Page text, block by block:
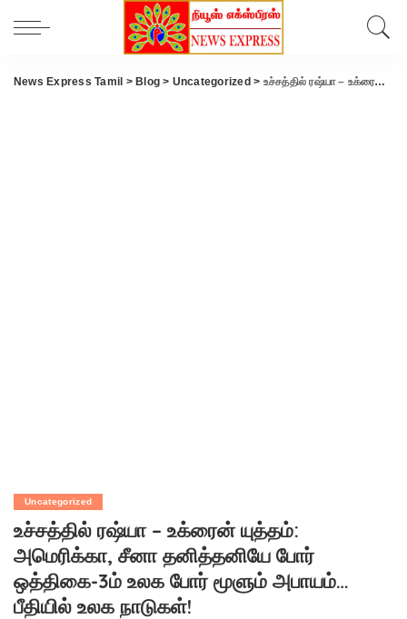
News Express Tamil > Blog > Uncategorized > உச்சத்தில் ரஷ்யா – உக்ரைன் யுத்தம்: அமெரிக்கா, சீனா தனித்தனியே போர் ஒத்திகை-3ம் உலக போர் மூளும் அபாயம்… பீதியில் உலக நாடுகள்!
Uncategorized
உச்சத்தில் ரஷ்யா – உக்ரைன் யுத்தம்:
அமெரிக்கா, சீனா தனித்தனியே போர்
ஒத்திகை-3ம் உலக போர் மூளும் அபாயம்…
பீதியில் உலக நாடுகள்!